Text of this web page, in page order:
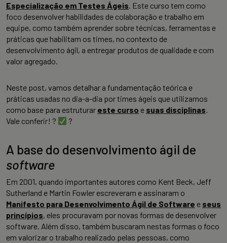
Especialização em Testes Ágeis. Este curso tem como
foco desenvolver habilidades de colaboração e trabalho em
equipe, como também aprender sobre técnicas, ferramentas e
práticas que habilitam os times, no contexto de
desenvolvimento ágil, a entregar produtos de qualidade e com
valor agregado.
Neste post, vamos detalhar a fundamentação teórica e
práticas usadas no dia-a-dia por times ágeis que utilizamos
como base para estruturar este curso e suas disciplinas.
Vale conferir! ?
?
A base do desenvolvimento ágil de
software
Em 2001, quando importantes autores como Kent Beck, Jeff
Sutherland e Martin Fowler escreveram e assinaram o
Manifesto para Desenvolvimento Ágil de Software e seus
princípios, eles procuravam por novas formas de desenvolver
software. Além disso, também buscaram nestas formas o foco
em valorizar o trabalho realizado pelas pessoas, como